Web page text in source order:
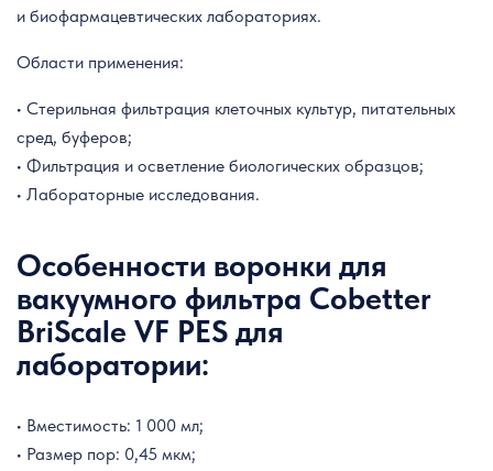
и биофармацевтических лабораториях.
Области применения:
• Стерильная фильтрация клеточных культур, питательных
сред, буферов;
• Фильтрация и осветление биологических образцов;
• Лабораторные исследования.
Особенности воронки для
вакуумного фильтра Cobetter
BriScale VF PES для
лаборатории:
• Вместимость: 1 000 мл;
• Размер пор: 0,45 мкм;